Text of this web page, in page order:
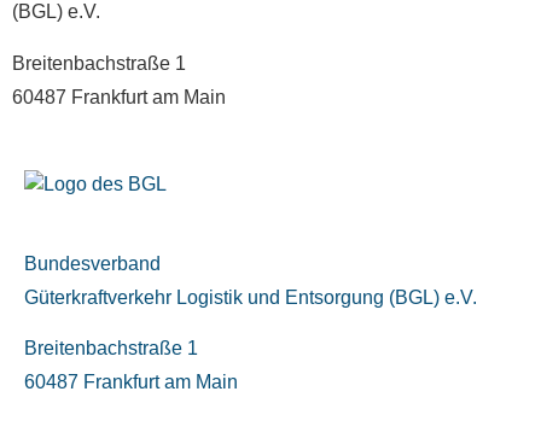
(BGL) e.V.
Breitenbachstraße 1
60487 Frankfurt am Main
Bundesverband
Güterkraftverkehr Logistik und Entsorgung (BGL) e.V.
Breitenbachstraße 1
60487 Frankfurt am Main